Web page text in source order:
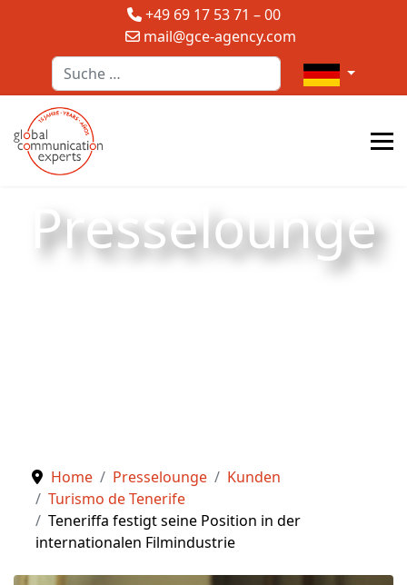
+49 69 17 53 71 – 00
mail@gce-agency.com
Suchen
Sprache
Presselounge
Home Presselounge
Kunden
Turismo de Tenerife
Teneriffa festigt seine Position in der
internationalen Filmindustrie